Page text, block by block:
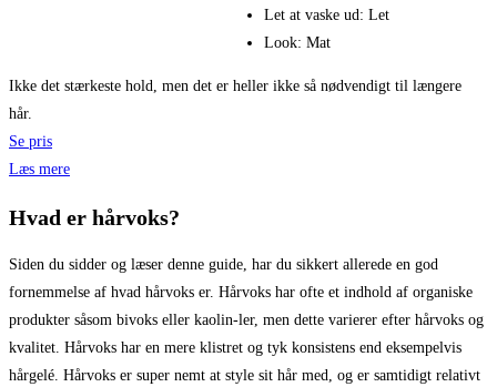
Let at vaske ud: Let
Look: Mat
Ikke det stærkeste hold, men det er heller ikke så nødvendigt til længere
hår.
Se pris
Læs mere
Hvad er hårvoks?
Siden du sidder og læser denne guide, har du sikkert allerede en god
fornemmelse af hvad hårvoks er. Hårvoks har ofte et indhold af organiske
produkter såsom bivoks eller kaolin-ler, men dette varierer efter hårvoks og
kvalitet. Hårvoks har en mere klistret og tyk konsistens end eksempelvis
hårgelé. Hårvoks er super nemt at style sit hår med, og er samtidigt relativt